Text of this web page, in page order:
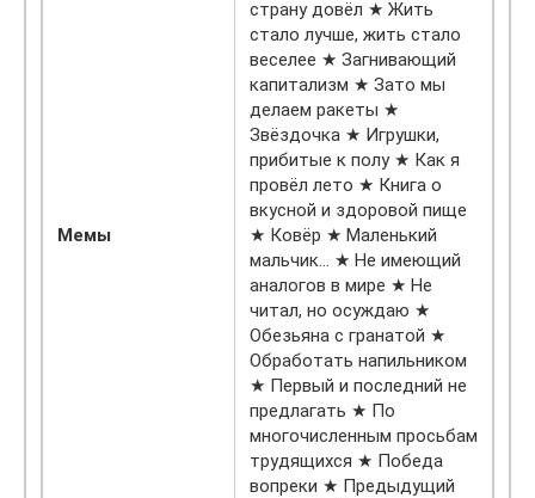
Мемы
страну довёл ★ Жить
стало лучше, жить стало
веселее ★ Загнивающий
капитализм ★ Зато мы
делаем ракеты ★
Звёздочка ★ Игрушки,
прибитые к полу ★ Как я
провёл лето ★ Книга о
вкусной и здоровой пище
★ Ковёр ★ Маленький
мальчик… ★ Не имеющий
аналогов в мире ★ Не
читал, но осуждаю ★
Обезьяна с гранатой ★
Обработать напильником
★ Первый и последний не
предлагать ★ По
многочисленным просьбам
трудящихся ★ Победа
вопреки ★ Предыдущий